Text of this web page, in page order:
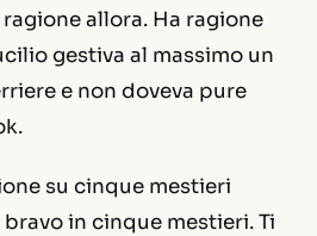
allora. Ha ragione
gestiva al massimo un
e non doveva pure
su cinque mestieri
in cinque mestieri. Ti